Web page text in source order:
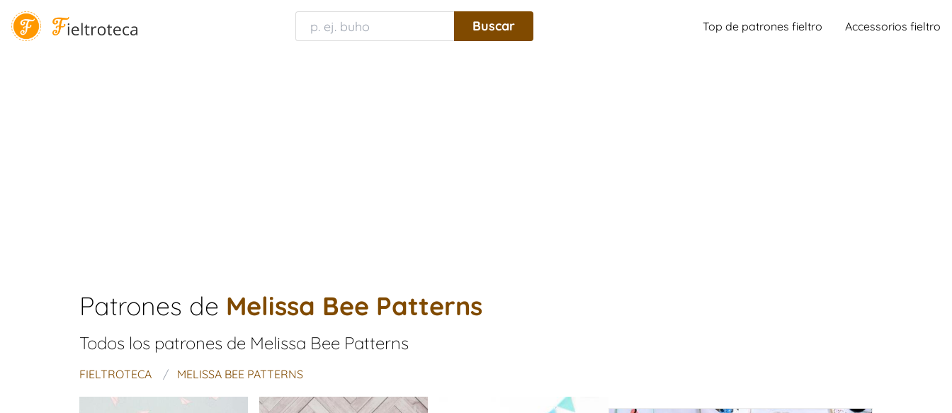
Top de patrones fieltro Accessorios fieltro
Patrones de Melissa Bee Patterns
Todos los patrones de Melissa Bee Patterns
FIELTROTECA MELISSA BEE PATTERNS